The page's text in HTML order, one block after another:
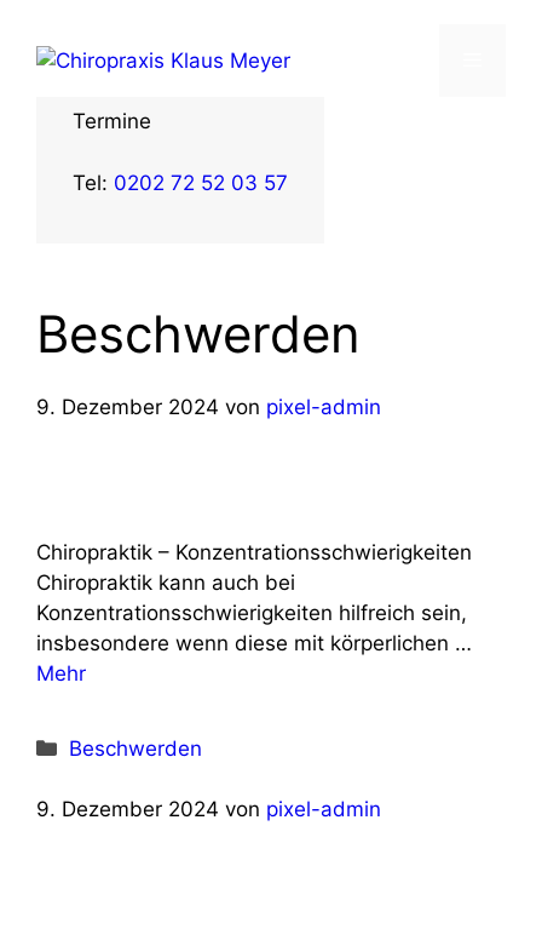
Inhalt
springen
Termine
Tel: 0202 72 52 03 57
Beschwerden
9. Dezember 2024 von pixel-admin
Chiropraktik – Konzentrationsschwierigkeiten
Chiropraktik kann auch bei
Konzentrationsschwierigkeiten hilfreich sein,
insbesondere wenn diese mit körperlichen …
Mehr
Kategorien
Beschwerden
9. Dezember 2024 von pixel-admin